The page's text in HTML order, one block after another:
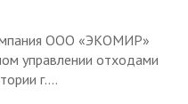
ООО «ЭКОМИР»
управлении отходами
г....